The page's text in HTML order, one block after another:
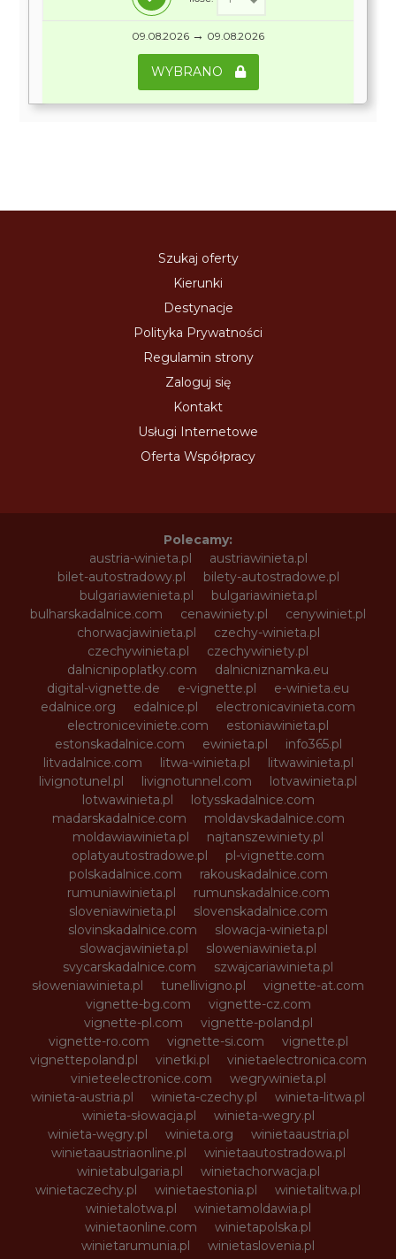
09.08.2026 → 09.08.2026
WYBRANO
Szukaj oferty
Kierunki
Destynacje
Polityka Prywatności
Regulamin strony
Zaloguj się
Kontakt
Usługi Internetowe
Oferta Współpracy
Polecamy:
austria-winieta.pl
austriawinieta.pl
bilet-autostradowy.pl
bilety-autostradowe.pl
bulgariawienieta.pl
bulgariawinieta.pl
bulharskadalnice.com
cenawiniety.pl
cenywiniet.pl
chorwacjawinieta.pl
czechy-winieta.pl
czechywinieta.pl
czechywiniety.pl
dalnicnipoplatky.com
dalnicniznamka.eu
digital-vignette.de
e-vignette.pl
e-winieta.eu
edalnice.org
edalnice.pl
electronicavinieta.com
electroniceviniete.com
estoniawinieta.pl
estonskadalnice.com
ewinieta.pl
info365.pl
litvadalnice.com
litwa-winieta.pl
litwawinieta.pl
livignotunel.pl
livignotunnel.com
lotvawinieta.pl
lotwawinieta.pl
lotysskadalnice.com
madarskadalnice.com
moldavskadalnice.com
moldawiawinieta.pl
najtanszewiniety.pl
oplatyautostradowe.pl
pl-vignette.com
polskadalnice.com
rakouskadalnice.com
rumuniawinieta.pl
rumunskadalnice.com
sloveniawinieta.pl
slovenskadalnice.com
slovinskadalnice.com
slowacja-winieta.pl
slowacjawinieta.pl
sloweniawinieta.pl
svycarskadalnice.com
szwajcariawinieta.pl
słoweniawinieta.pl
tunellivigno.pl
vignette-at.com
vignette-bg.com
vignette-cz.com
vignette-pl.com
vignette-poland.pl
vignette-ro.com
vignette-si.com
vignette.pl
vignettepoland.pl
vinetki.pl
vinietaelectronica.com
vinieteelectronice.com
wegrywinieta.pl
winieta-austria.pl
winieta-czechy.pl
winieta-litwa.pl
winieta-słowacja.pl
winieta-wegry.pl
winieta-węgry.pl
winieta.org
winietaaustria.pl
winietaaustriaonline.pl
winietaautostradowa.pl
winietabulgaria.pl
winietachorwacja.pl
winietaczechy.pl
winietaestonia.pl
winietalitwa.pl
winietalotwa.pl
winietamoldawia.pl
winietaonline.com
winietapolska.pl
winietarumunia.pl
winietaslovenia.pl